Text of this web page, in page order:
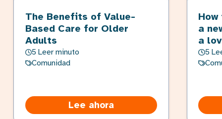
The Benefits of Value-
Based Care for Older
Adults
5 Leer minuto
Comunidad
Lee ahora
a
a
5